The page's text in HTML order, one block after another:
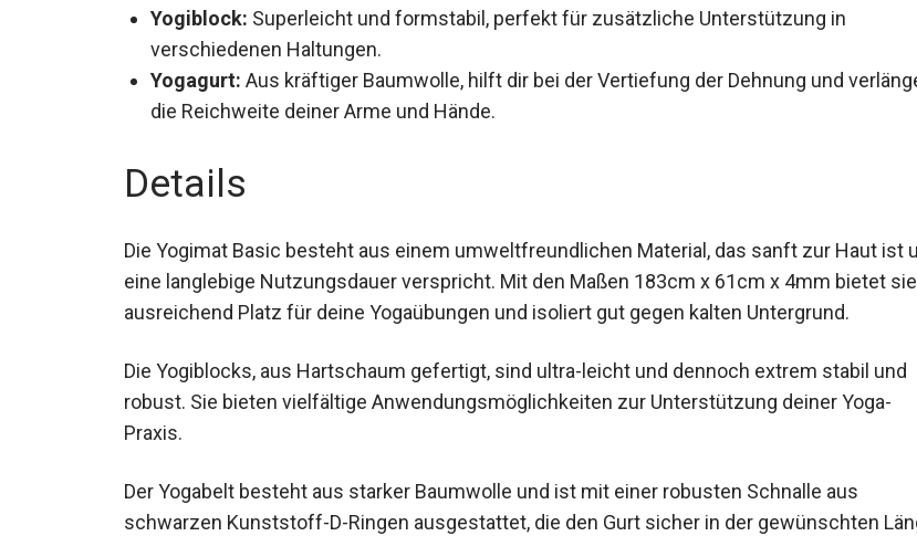
Yogiblock: Superleicht und formstabil, perfekt für zusätzliche Unterstützung in
verschiedenen Haltungen.
Yogagurt: Aus kräftiger Baumwolle, hilft dir bei der Vertiefung der Dehnung und
verlängert die Reichweite deiner Arme und Hände.
Details
Die Yogimat Basic besteht aus einem umweltfreundlichen Material, das sanft zur Haut ist
und eine langlebige Nutzungsdauer verspricht. Mit den Maßen 183cm x 61cm x 4mm bietet
sie ausreichend Platz für deine Yogaübungen und isoliert gut gegen kalten Untergrund.
Die Yogiblocks, aus Hartschaum gefertigt, sind ultra-leicht und dennoch extrem stabil und
robust. Sie bieten vielfältige Anwendungsmöglichkeiten zur Unterstützung deiner Yoga-
Praxis.
Der Yogabelt besteht aus starker Baumwolle und ist mit einer robusten Schnalle aus
schwarzen Kunststoff-D-Ringen ausgestattet, die den Gurt sicher in der gewünschten